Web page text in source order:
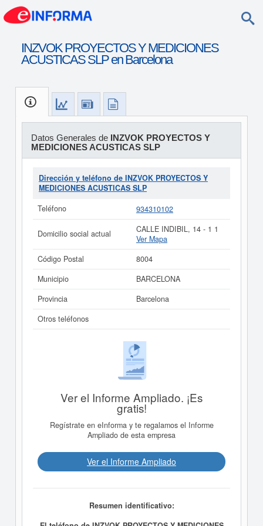
INZVOK PROYECTOS Y MEDICIONES
ACUSTICAS SLP en Barcelona
Datos Generales de INZVOK PROYECTOS Y
MEDICIONES ACUSTICAS SLP
Dirección y teléfono de INZVOK PROYECTOS Y
MEDICIONES ACUSTICAS SLP
Teléfono
934310102
Domicilio social actual
CALLE INDIBIL, 14 - 1 1
Ver Mapa
Código Postal
8004
Municipio
BARCELONA
Provincia
Barcelona
Otros teléfonos
Ver el Informe Ampliado. ¡Es
gratis!
Regístrate en eInforma y te regalamos el Informe
Ampliado de esta empresa
Ver el Informe Ampliado
Resumen identificativo: